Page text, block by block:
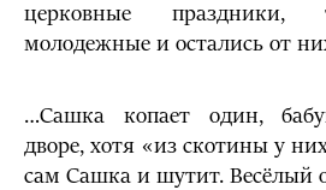
церковные праздники,
молодежные и остались от
…Сашка копает один,
дворе, хотя «из скотины у
сам Сашка и шутит. Весёлый